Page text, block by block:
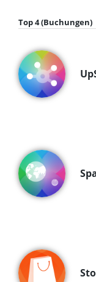
Top 4 (Buchungen)